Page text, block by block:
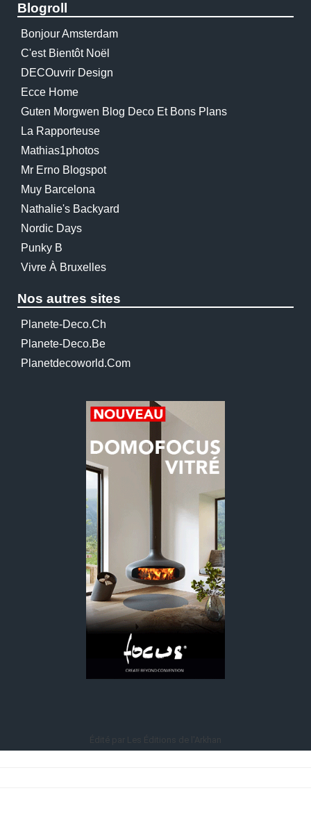
Blogroll
Bonjour Amsterdam
C'est Bientôt Noël
DECOuvrir Design
Ecce Home
Guten Morgwen Blog Deco Et Bons Plans
La Rapporteuse
Mathias1photos
Mr Erno Blogspot
Muy Barcelona
Nathalie's Backyard
Nordic Days
Punky B
Vivre À Bruxelles
Nos autres sites
Planete-Deco.ch
Planete-Deco.be
Planetdecoworld.com